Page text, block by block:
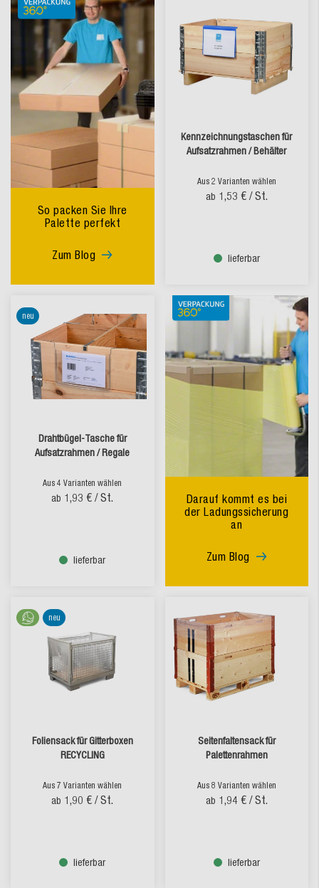
So packen Sie Ihre
Palette perfekt
Zum Blog
Kennzeichnungstaschen für
Aufsatzrahmen / Behälter
Aus 2 Varianten wählen
ab 1,53 € / St.
lieferbar
neu
Drahtbügel-Tasche für
Aufsatzrahmen / Regale
Aus 4 Varianten wählen
ab 1,93 € / St.
lieferbar
Darauf kommt es bei
der Ladungssicherung
an
Zum Blog
neu
Foliensack für Gitterboxen
RECYCLING
Aus 7 Varianten wählen
ab 1,90 € / St.
lieferbar
Seitenfaltensack für
Palettenrahmen
Aus 8 Varianten wählen
ab 1,94 € / St.
lieferbar